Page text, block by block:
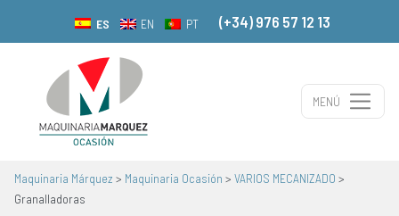
ES EN PT (+34) 976 57 12 13
Navegación principal
MENÚ
Maquinaria Márquez > Maquinaria Ocasión > VARIOS MECANIZADO >
Granalladoras